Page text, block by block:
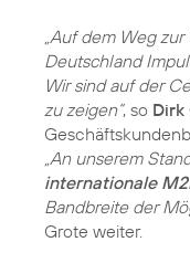
„Auf dem Weg
Deutschland
Wir sind auf der
zu zeigen“, so Dirk
„An unserem
internationale
Bandbreite der
Grote weiter.